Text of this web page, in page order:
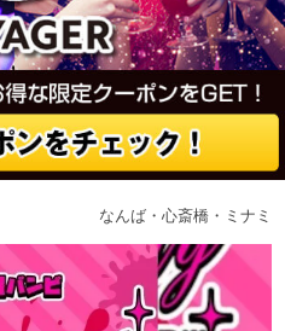
なんば・心斎橋・ミナミ